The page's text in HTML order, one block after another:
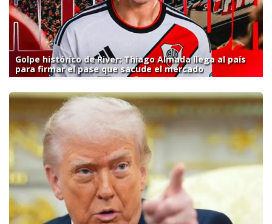
Golpe histórico de River: Thiago Almada llega al país
para firmar el pase que sacude el mercado